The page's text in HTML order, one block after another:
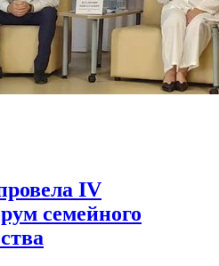
IV
семейного